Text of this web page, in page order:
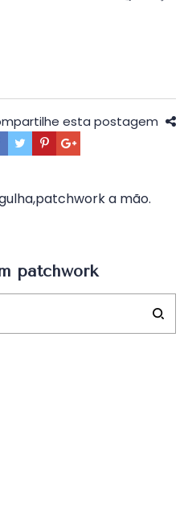
esta postagem
a mão.
patchwork